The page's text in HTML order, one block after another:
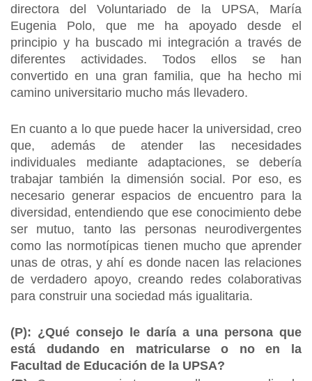
directora del Voluntariado de la UPSA, María
Eugenia Polo, que me ha apoyado desde el
principio y ha buscado mi integración a través de
diferentes actividades. Todos ellos se han
convertido en una gran familia, que ha hecho mi
camino universitario mucho más llevadero.
En cuanto a lo que puede hacer la universidad, creo
que, además de atender las necesidades
individuales mediante adaptaciones, se debería
trabajar también la dimensión social. Por eso, es
necesario generar espacios de encuentro para la
diversidad, entendiendo que ese conocimiento debe
ser mutuo, tanto las personas neurodivergentes
como las normotípicas tienen mucho que aprender
unas de otras, y ahí es donde nacen las relaciones
de verdadero apoyo, creando redes colaborativas
para construir una sociedad más igualitaria.
(P): ¿Qué consejo le daría a una persona que
está dudando en matricularse o no en la
Facultad de Educación de la UPSA?